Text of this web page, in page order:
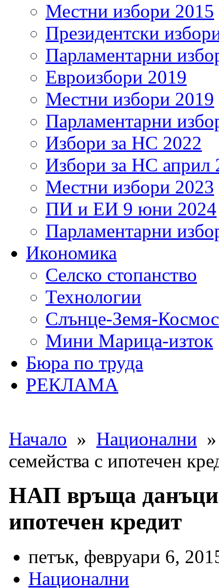
Местни избори 2015
Президентски
Парламентарни
Евроизбори 2019
Местни избори 2019
Парламентарни
Избори за НС 2022
Избори за НС април
Местни избори 2023
ПИ и ЕИ 9 юни 2024
Парламентарни
Икономика
Селско стопанство
Технологии
Слънце-Земя-Космос
Мини Марица-изток
Бюра по труда
РЕКЛАМА
Начало » Национални
семейства с ипотечен
НАП връща данъци
ипотечен кредит
петък, февруари 6,
Национални